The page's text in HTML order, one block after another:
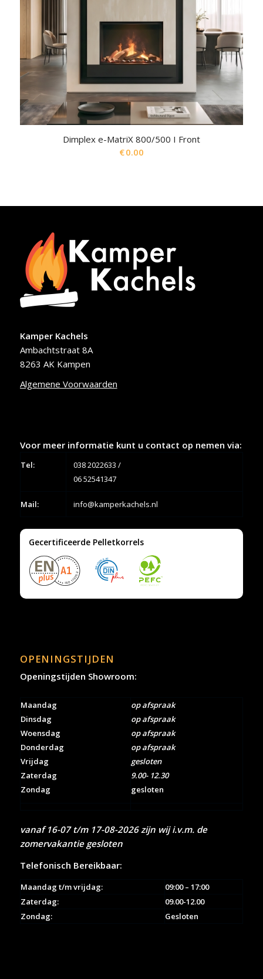
Dimplex e-MatriX 800/500 I Front
€0.00
Kamper Kachels
Ambachtstraat 8A
8263 AK Kampen
Algemene Voorwaarden
Voor meer informatie kunt u contact op nemen via:
Tel: 038 2022633 /
06 52541347
Mail: info@kamperkachels.nl
Gecertificeerde Pelletkorrels
OPENINGSTIJDEN
Openingstijden Showroom:
Maandag
Dinsdag
Woensdag
Donderdag
Vrijdag
Zaterdag
Zondag
op afspraak
op afspraak
op afspraak
op afspraak
gesloten
9.00- 12.30
gesloten
vanaf 16-07 t/m 17-08-2026 zijn wij i.v.m. de
zomervakantie gesloten
Telefonisch Bereikbaar:
Maandag t/m vrijdag:
09:00 – 17:00
Zaterdag:
09.00-12.00
Zondag:
Gesloten